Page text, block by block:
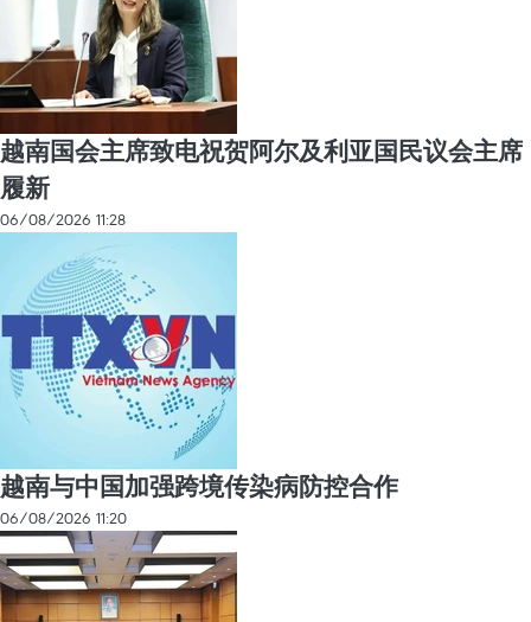
越南国会主席致电祝贺阿尔及利亚国民议会主席
履新
06/08/2026 11:28
越南与中国加强跨境传染病防控合作
06/08/2026 11:20